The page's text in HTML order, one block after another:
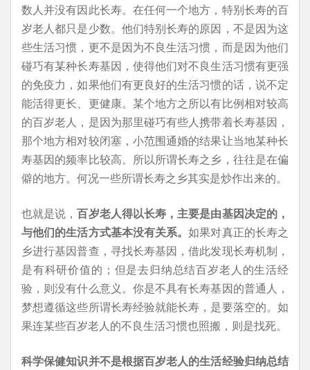
数人并没有因此长寿。在任何一个地方，特别长寿的百
岁老人都只是少数。他们特别长寿的原因，不是因为这
些生活习惯，更不是因为不良生活习惯，而是因为他们
碰巧有某种长寿基因，使得他们对不良生活习惯有更强
的免疫力，如果他们有更良好的生活习惯的话，说不定
能活得更长、更健康。某个地方之所以有比例相对较高
的百岁老人，是因为那里碰巧有些人携带着长寿基因，
那个地方相对较闭塞，小范围通婚的结果让当地某种长
寿基因的频率比较高。所以所谓长寿之乡，往往是在偏
僻的地方。何况一些所谓长寿之乡其实是炒作出来的。
也就是说，百岁老人得以长寿，主要是由基因决定的，
与他们的生活方式基本没有关系。如果对真正的长寿之
乡进行基因普查，寻找长寿基因，借此发现长寿机制，
是有科研价值的；但是去归纳总结百岁老人的生活经
验，则没有什么意义。你是不具有长寿基因的普通人，
梦想遵循这些所谓长寿经验就能长寿，是要落空的。如
果连某些百岁老人的不良生活习惯也照搬，则是找死。
科学保健知识并不是根据百岁老人的生活经验归纳总结